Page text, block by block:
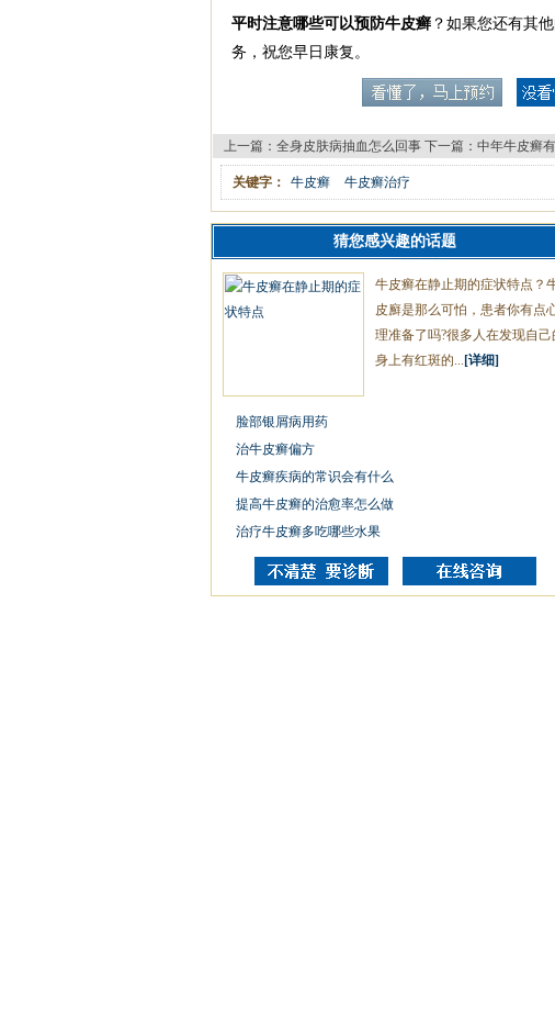
平时注意哪些可以预防牛皮癣 ？如果您还有其
务，祝您早日康复。
上一篇： 全身皮肤病抽血怎么回事 下一篇： 中年牛皮癣
关键字： 牛皮癣 牛皮癣治疗
猜您感兴趣的话题
牛皮癣在静止期的症状特点？
皮廯是那么可怕，患者你有点
理准备了吗?很多人在发现自己
身上有红斑的... [详细]
脸部银屑病用药
治牛皮癣偏方
牛皮癣疾病的常识会有什么
提高牛皮癣的治愈率怎么做
治疗牛皮癣多吃哪些水果